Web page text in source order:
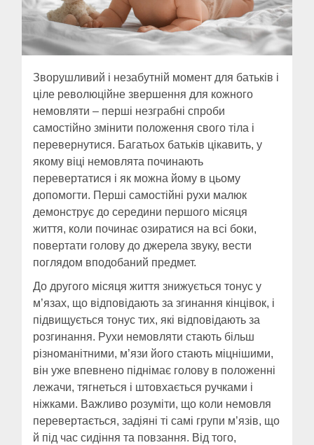
Зворушливий і незабутній момент для батьків і
ціле революційне звершення для кожного
немовляти – перші незграбні спроби
самостійно змінити положення свого тіла і
перевернутися. Багатьох батьків цікавить, у
якому віці немовлята починають
перевертатися і як можна йому в цьому
допомогти. Перші самостійні рухи малюк
демонструє до середини першого місяця
життя, коли починає озиратися на всі боки,
повертати голову до джерела звуку, вести
поглядом вподобаний предмет.
До другого місяця життя знижується тонус у
м’язах, що відповідають за згинання кінцівок, і
підвищується тонус тих, які відповідають за
розгинання. Рухи немовляти стають більш
різноманітними, м’язи його стають міцнішими,
він уже впевнено піднімає голову в положенні
лежачи, тягнеться і штовхається ручками і
ніжками. Важливо розуміти, що коли немовля
перевертається, задіяні ті самі групи м’язів, що
й під час сидіння та повзання. Від того,